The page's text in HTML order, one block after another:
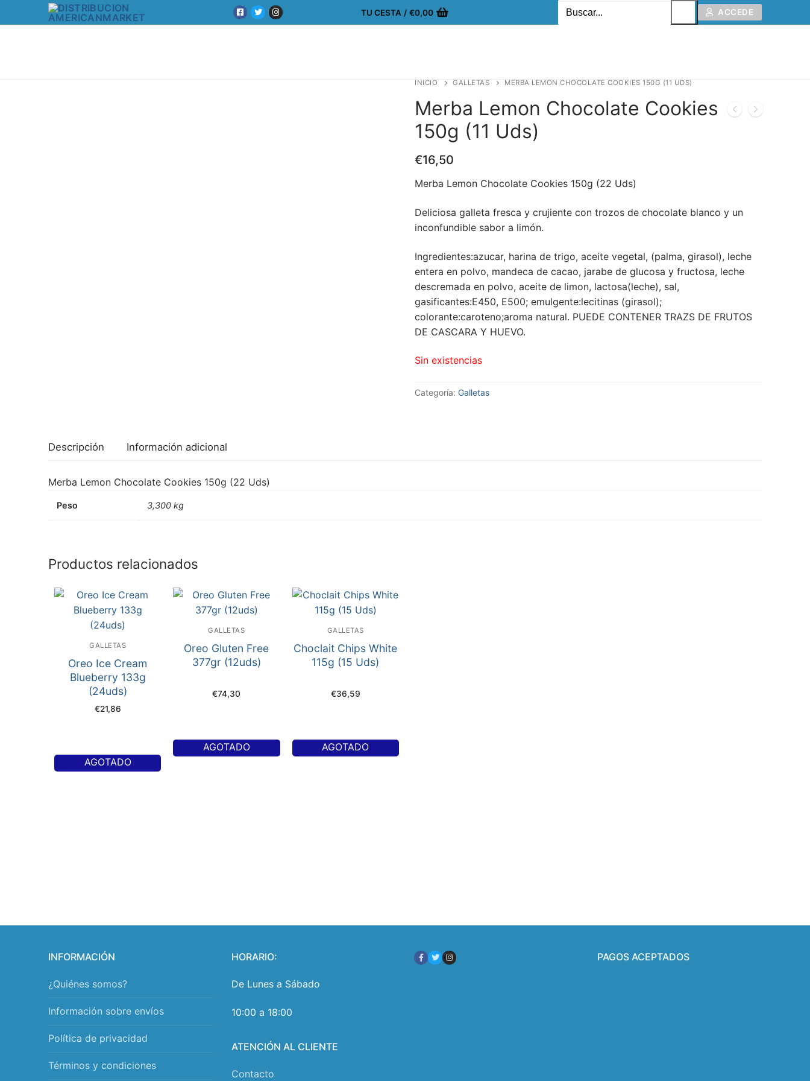
TU CESTA / €0,00 ACCEDE
INICIO GALLETAS MERBA LEMON CHOCOLATE COOKIES 150G (11 UDS)
Merba Lemon Chocolate Cookies
150g (11 Uds)
€16,50
Merba Lemon Chocolate Cookies 150g (22 Uds)
Deliciosa galleta fresca y crujiente con trozos de chocolate blanco y un
inconfundible sabor a limón.
Ingredientes:azucar, harina de trigo, aceite vegetal, (palma, girasol), leche
entera en polvo, mandeca de cacao, jarabe de glucosa y fructosa, leche
descremada en polvo, aceite de limon, lactosa(leche), sal,
gasificantes:E450, E500; emulgente:lecitinas (girasol);
colorante:caroteno;aroma natural. PUEDE CONTENER TRAZS DE FRUTOS
DE CASCARA Y HUEVO.
Sin existencias
Categoría: Galletas
Descripción Información adicional
Merba Lemon Chocolate Cookies 150g (22 Uds)
Peso 3,300 kg
Productos relacionados
GALLETAS
Oreo Ice Cream
Blueberry 133g
(24uds)
€21,86
AGOTADO
GALLETAS
Oreo Gluten Free
377gr (12uds)
€74,30
AGOTADO
GALLETAS
Choclait Chips White
115g (15 Uds)
€36,59
AGOTADO
INFORMACIÓN
¿Quiénes somos?
Información sobre envíos
Política de privacidad
Términos y condiciones
HORARIO:
De Lunes a Sábado
10:00 a 18:00
ATENCIÓN AL CLIENTE
Contacto
PAGOS ACEPTADOS